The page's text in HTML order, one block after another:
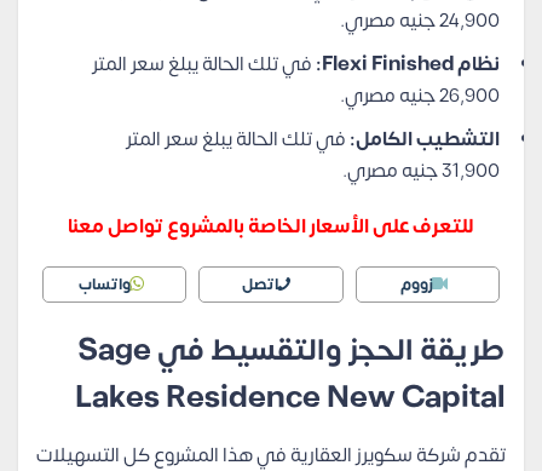
24,900 جنيه مصري.
نظام Flexi Finished:
في تلك الحالة يبلغ سعر المتر
26,900 جنيه مصري.
التشطيب الكامل:في تلك الحالة يبلغ سعر المتر
31,900 جنيه مصري.
للتعرف على الأسعار الخاصة بالمشروع تواصل معنا
زووم اتصل واتساب
طريقة الحجز والتقسيط في Sage
Lakes Residence New Capital
تقدم شركة سكويرز العقارية في هذا المشروع كل التسهيلات